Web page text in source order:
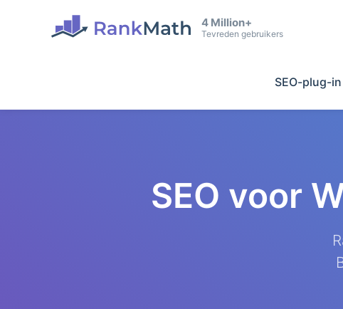
4 Million+
Tevreden gebruikers
SEO-plug-in
SEO voor